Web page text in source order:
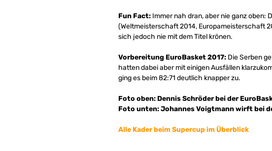
Fun Fact: Immer nah dran, aber nie ganz
(Weltmeisterschaft 2014, Europameisterschaft
sich jedoch nie mit dem Titel krönen.
Vorbereitung EuroBasket 2017: Die Serben
hatten dabei aber mit einigen Ausfällen
ging es beim 82:71 deutlich knapper zu.
Foto oben: Dennis Schröder bei der
Foto unten: Johannes Voigtmann wirft bei
Alle Kader beim Supercup im Überblick